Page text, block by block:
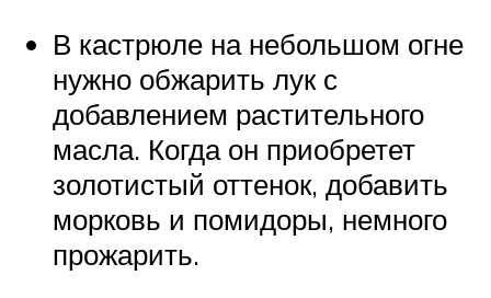
В кастрюле на небольшом огне
нужно обжарить лук с
добавлением растительного
масла. Когда он приобретет
золотистый оттенок, добавить
морковь и помидоры, немного
прожарить.